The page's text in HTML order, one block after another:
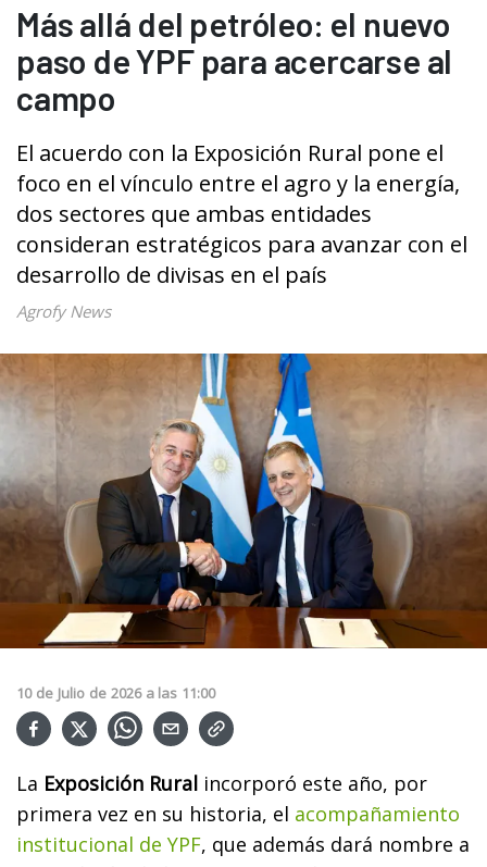
Más allá del petróleo: el nuevo
paso de YPF para acercarse al
campo
El acuerdo con la Exposición Rural pone el
foco en el vínculo entre el agro y la energía,
dos sectores que ambas entidades
consideran estratégicos para avanzar con el
desarrollo de divisas en el país
Agrofy News
10 de Julio de 2026 a las 11:00
La Exposición Rural incorporó este año, por
primera vez en su historia, el acompañamiento
institucional de YPF, que además dará nombre a